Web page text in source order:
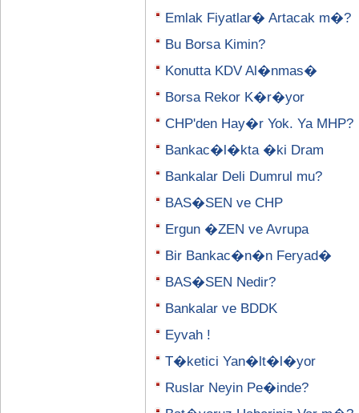
Emlak Fiyatlar� Artacak m�?
Bu Borsa Kimin?
Konutta KDV Al�nmas�
Borsa Rekor K�r�yor
CHP'den Hay�r Yok. Ya MHP?
Bankac�l�kta �ki Dram
Bankalar Deli Dumrul mu?
BAS�SEN ve CHP
Ergun �ZEN ve Avrupa
Bir Bankac�n�n Feryad�
BAS�SEN Nedir?
Bankalar ve BDDK
Eyvah !
T�ketici Yan�lt�l�yor
Ruslar Neyin Pe�inde?